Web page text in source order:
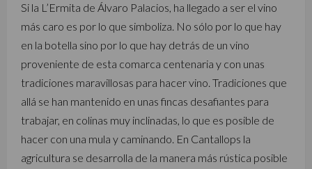
Si la L’Ermita de Álvaro Palacios, ha llegado a ser el vino
más caro es por lo que simboliza. No sólo por lo que hay
en la botella sino por lo que hay detrás de un vino
proveniente de esta comarca centenaria y con unas
tradiciones maravillosas para hacer vino. Tradiciones que
allá se han mantenido en unas fincas desafiantes para
trabajar, en colinas muy inclinadas, lo que es posible de
hacer con una mula y caminando. En Cantallops la
agricultura se desarrolla de la manera más rústica posible